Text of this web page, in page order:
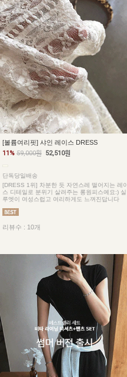
[볼륨여리핏] 샤인 레이스 DRESS
11% 59,000원 52,510원
단독당일배송
[DRESS 1위] 차분한 듯 자연스레 떨어지는 레이
스 디테일로 분위기 살려주는 롱원피스예요:) 실
루엣이 여성스럽고 여리하게도 느껴진답니다
리뷰수 : 10개